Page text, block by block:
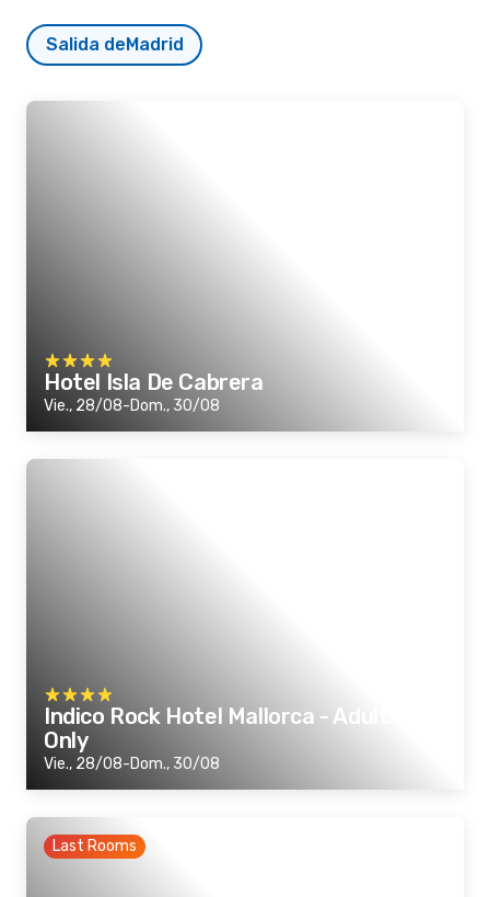
Salida de Madrid
Hotel Isla De Cabrera
Vie., 28/08-Dom., 30/08
Indico Rock Hotel Mallorca - Adults
Only
Vie., 28/08-Dom., 30/08
Last Rooms